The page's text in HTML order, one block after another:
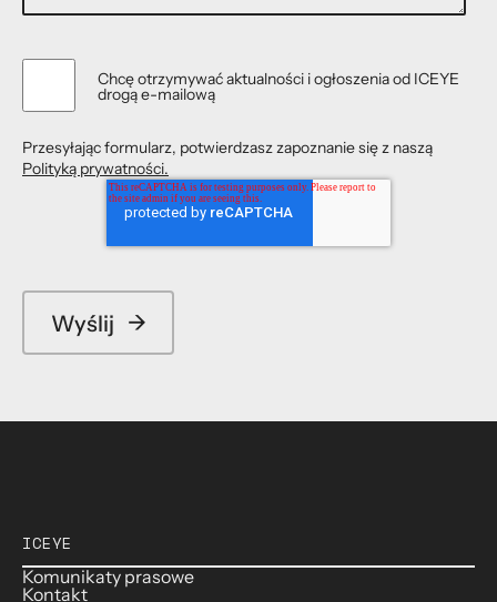
Chcę otrzymywać aktualności i ogłoszenia od ICEYE
drogą e-mailową
Przesyłając formularz, potwierdzasz zapoznanie się z naszą
Polityką prywatności.
ICEYE
Komunikaty prasowe
Kontakt